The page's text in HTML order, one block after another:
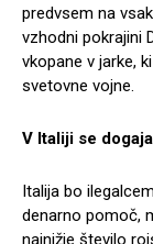
predvsem na
vzhodni pokrajini
vkopane v jarke,
svetovne vojne.
V Italiji se
Italija bo
denarno pomoč,
najnižje število